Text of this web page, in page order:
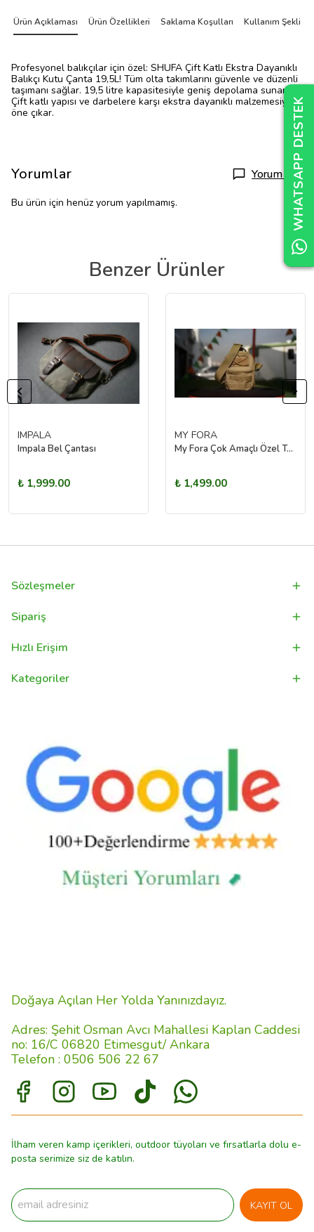
Ürün Açıklaması Ürün Özellikleri Saklama Koşulları Kullanım Şekli
Profesyonel balıkçılar için özel: SHUFA Çift Katlı Ekstra Dayanıklı
Balıkçı Kutu Çanta 19,5L! Tüm olta takımlarını güvenle ve düzenli
taşımanı sağlar. 19,5 litre kapasitesiyle geniş depolama sunar.
Çift katlı yapısı ve darbelere karşı ekstra dayanıklı malzemesiyle
öne çıkar.
Yorumlar Yorum Yap
Bu ürün için henüz yorum yapılmamış.
Benzer Ürünler
IMPALA
Impala Bel Çantası
₺ 1,999.00
MY FORA
My Fora Çok Amaçlı Özel Taktik Çanta (Çöl Rengi)
₺ 1,499.00
Sözleşmeler
Sipariş
Hızlı Erişim
Kategoriler
Doğaya Açılan Her Yolda Yanınızdayız.
Adres: Şehit Osman Avcı Mahallesi Kaplan Caddesi
no: 16/C 06820 Etimesgut/ Ankara
Telefon : 0506 506 22 67
İlham veren kamp içerikleri, outdoor tüyoları ve fırsatlarla dolu e-
posta serimize siz de katılın.
KAYIT OL
WHATSAPP DESTEK
WHATSAPP DESTEK
WHATSAPP DESTEK